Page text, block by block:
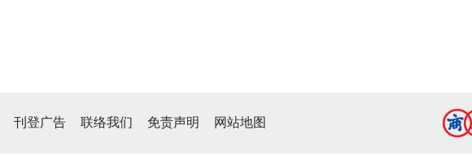
刊登广告 联络我们 免责声明 网站地图